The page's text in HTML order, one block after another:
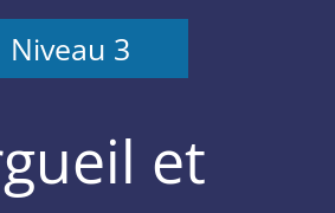
Niveau 3
et